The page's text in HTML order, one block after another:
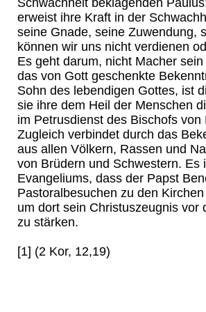
Schwachheit beklagenden
erweist ihre Kraft in der
seine Gnade, seine Zuwendung,
können wir uns nicht verdienen
Es geht darum, nicht Macher
das von Gott geschenkte
Sohn des lebendigen Gottes, ist
sie ihre dem Heil der Menschen
im Petrusdienst des Bischofs
Zugleich verbindet durch das
aus allen Völkern, Rassen und
von Brüdern und Schwestern. Es
Evangeliums, dass der Papst
Pastoralbesuchen zu den
um dort sein Christuszeugnis
zu stärken.
[1] (2 Kor, 12,19)